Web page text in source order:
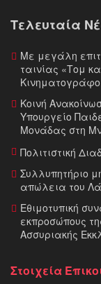
Τελευταία
Με μεγάλη
ταινίας «Τομ
Κοινή
Υπουργείο
Μονάδας στη
Πολιτιστική
Συλλυπητήριο
απώλεια του
Εθιμοτυπική
εκπροσώπους
Ασσυριακής
Στοιχεία